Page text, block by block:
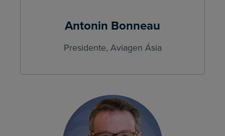
Antonin Bonneau
Presidente, Aviagen Ásia